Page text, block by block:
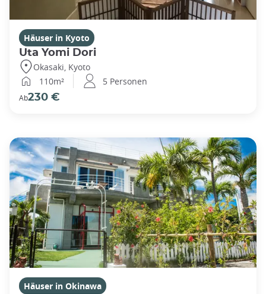
Häuser in Kyoto
Uta Yomi Dori
Okasaki, Kyoto
110m²
5 Personen
Ab230 €
Häuser in Okinawa